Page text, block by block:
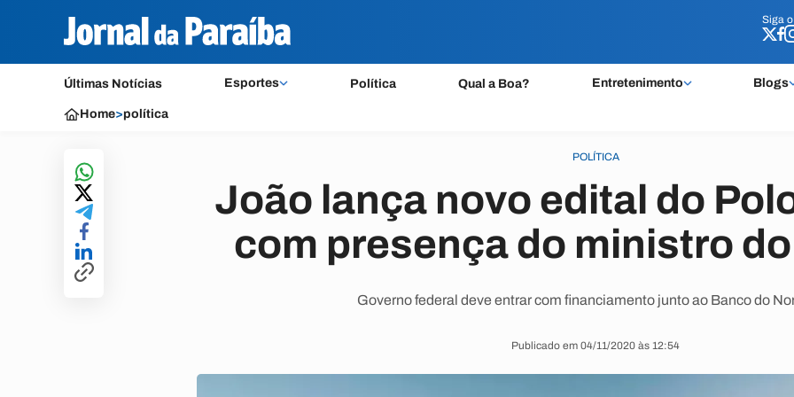
Siga o
Últimas Notícias Esportes Política Qual a Boa? Entretenimento Blogs
Siga o
Home>política
POLÍTICA
João lança novo edital do
com presença do ministro
Governo federal deve entrar com financiamento junto ao Banco do
Publicado em 04/11/2020 às 12:54